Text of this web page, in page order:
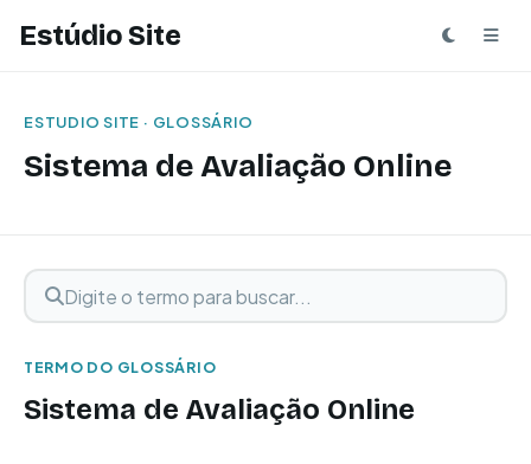
Estúdio Site
ESTUDIO SITE · GLOSSÁRIO
Sistema de Avaliação Online
Buscar termo
Digite o termo para buscar
TERMO DO GLOSSÁRIO
Sistema de Avaliação Online